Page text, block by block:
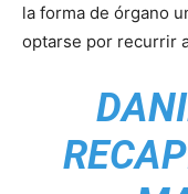
la forma de órgano
optarse por recurrir